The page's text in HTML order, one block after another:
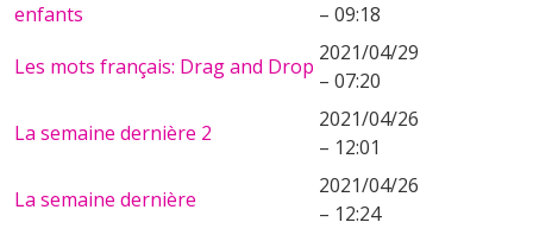
enfants
– 09:18
Les mots français: Drag and Drop
2021/04/29
– 07:20
La semaine dernière 2
2021/04/26
– 12:01
La semaine dernière
2021/04/26
– 12:24